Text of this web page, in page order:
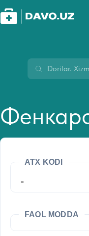
ATX KODI
-
FAOL MODDA